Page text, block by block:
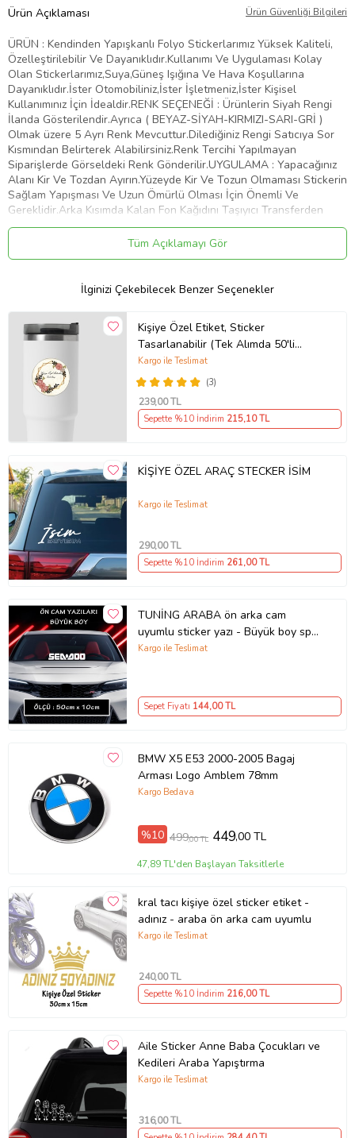
Ürün Açıklaması Ürün Güvenliği Bilgileri
ÜRÜN : Kendinden Yapışkanlı Folyo Stickerlarımız Yüksek Kaliteli,
Özelleştirilebilir Ve Dayanıklıdır.Kullanımı Ve Uygulaması Kolay
Olan Stickerlarımız,Suya,Güneş Işığına Ve Hava Koşullarına
Dayanıklıdır.İster Otomobiliniz,İster İşletmeniz,İster Kişisel
Kullanımınız İçin İdealdir.RENK SEÇENEĞİ : Ürünlerin Siyah Rengi
İlanda Gösterilendir.Ayrıca ( BEYAZ-SİYAH-KIRMIZI-SARI-GRİ )
Olmak üzere 5 Ayrı Renk Mevcuttur.Dilediğiniz Rengi Satıcıya Sor
Kısmından Belirterek Alabilirsiniz.Renk Tercihi Yapılmayan
Siparişlerde Görseldeki Renk Gönderilir.UYGULAMA : Yapacağınız
Alanı Kir Ve Tozdan Ayırın.Yüzeyde Kir Ve Tozun Olmaması Stickerin
Sağlam Yapışması Ve Uzun Ömürlü Olması İçin Önemli Ve
Gereklidir.Arka Kısımda Kalan Fon Kağıdını Taşıyıcı Transferden
Dikkatlice Ayırın.Bu İşlemi Yaparken Stickerin Tüm Parçalarının
Taşıyıcıya Geçtiğinden Emin Olun.Taşıyıcı Transferi Belirlemiş
Olduğunuz Yüzeye Üstten Başlayarak Plastik Bir Kart İle Bastırıp
Transferin Üzerinden Desene Baskı Yaparak Stickerin Düzeye
Yapıştırdığınız Alandan Yavaşça Ve Dikkatlice Sıyırın.Transferi
Çekerken Parçaların Taşıyıcıdan Ayrılıp Belirlemiş Olduğunuz Alana
Yapıştığından Emin Olun.Artık Stickeriniz Kullanıma Hazır. Tebrikler
Ürün Kodu:kcm3491637
Tüm Açıklamayı Gör
İlginizi Çekebilecek Benzer Seçenekler
Kişiye Özel Etiket, Sticker
Tasarlanabilir (Tek Alımda 50'li
Gönderim Yapılmaktadır)
(3)
Kargo ile Teslimat
239,00 TL
Sepette %10 İndirim 215,10 TL
KİŞİYE ÖZEL ARAÇ STECKER İSİM
Kargo ile Teslimat
290,00 TL
Sepette %10 İndirim 261,00 TL
TUNİNG ARABA ön arka cam
uyumlu sticker yazı - Büyük boy spor
tuning modifiye etiket
Kargo ile Teslimat
Sepet Fiyatı 144,00 TL
BMW X5 E53 2000-2005 Bagaj
Arması Logo Amblem 78mm
Kargo Bedava
%10 499,00 TL 449,00 TL
47,89 TL'den Başlayan Taksitlerle
kral tacı kişiye özel sticker etiket -
adınız - araba ön arka cam uyumlu
Kargo ile Teslimat
240,00 TL
Sepette %10 İndirim 216,00 TL
Aile Sticker Anne Baba Çocukları ve
Kedileri Araba Yapıştırma
Kargo ile Teslimat
316,00 TL